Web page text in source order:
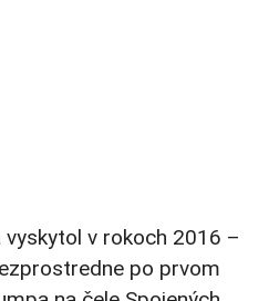
v rokoch 2016 –
po prvom